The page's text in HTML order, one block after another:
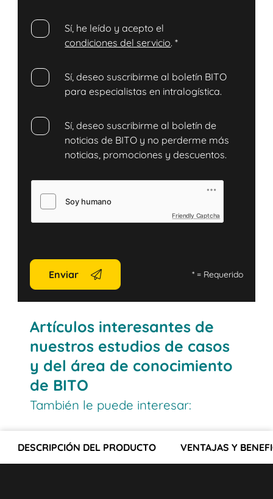
Sí, he leído y acepto el
condiciones del servicio.*
Sí, deseo suscribirme al boletín BITO
para especialistas en intralogística.
Sí, deseo suscribirme al boletín de
noticias de BITO y no perderme más
noticias, promociones y descuentos.
Friendly Captcha
Enviar *= Requerido
Artículos interesantes de
nuestros estudios de casos
y del área de conocimiento
de BITO
También le puede interesar:
DESCRIPCIÓN DEL PRODUCTO VENTAJAS Y